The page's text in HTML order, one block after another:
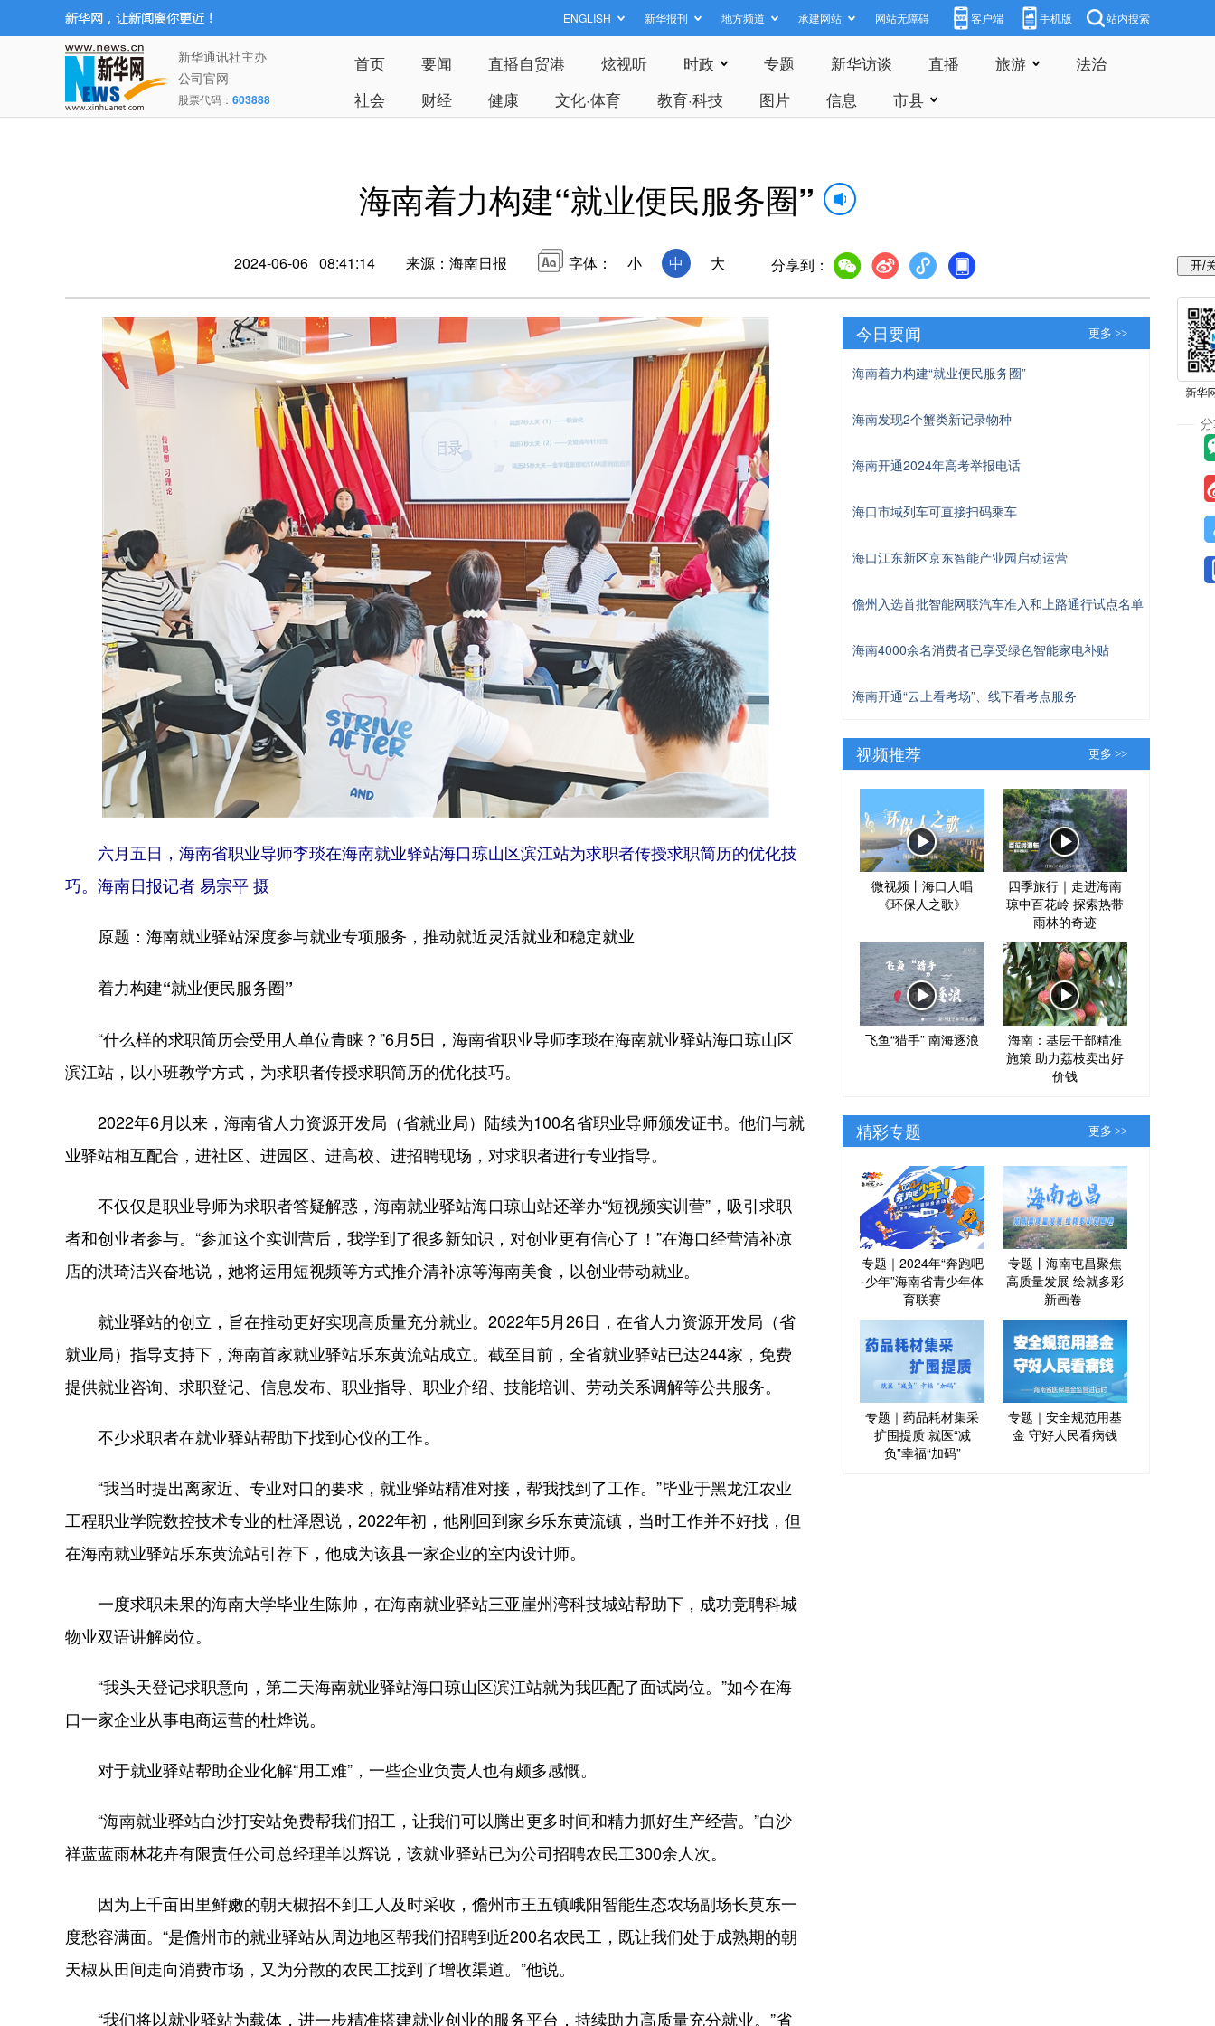
ENGLISH 新华报刊 地方频道 承建网站 网站无障碍 客户端 手机版 站内搜索
新华通讯社主办
公司官网
股票代码： 603888
首页 要闻 直播自贸港 炫视听 时政 专题 新华访谈 直播 旅游
法治
社会
财经 健康 文化·体育 教育·科技 图片 信息 市县
海南着力构建“就业便民服务圈”
2024-06-06 08:41:14 来源：海南日报 字体： 小 中 大 分享到：
六月五日，海南省职业导师李琰在海南就业驿站海口琼山区滨江站为求职者传授求职简历的优化技
巧。海南日报记者 易宗平 摄
原题：海南就业驿站深度参与就业专项服务，推动就近灵活就业和稳定就业
着力构建“就业便民服务圈”
“什么样的求职简历会受用人单位青睐？”6月5日，海南省职业导师李琰在海南就业驿站海口琼山区
滨江站，以小班教学方式，为求职者传授求职简历的优化技巧。
2022年6月以来，海南省人力资源开发局（省就业局）陆续为100名省职业导师颁发证书。他们与就
业驿站相互配合，进社区、进园区、进高校、进招聘现场，对求职者进行专业指导。
不仅仅是职业导师为求职者答疑解惑，海南就业驿站海口琼山站还举办“短视频实训营”，吸引求职
者和创业者参与。“参加这个实训营后，我学到了很多新知识，对创业更有信心了！”在海口经营清补凉
店的洪琦洁兴奋地说，她将运用短视频等方式推介清补凉等海南美食，以创业带动就业。
就业驿站的创立，旨在推动更好实现高质量充分就业。2022年5月26日，在省人力资源开发局（省
就业局）指导支持下，海南首家就业驿站乐东黄流站成立。截至目前，全省就业驿站已达244家，免费
提供就业咨询、求职登记、信息发布、职业指导、职业介绍、技能培训、劳动关系调解等公共服务。
不少求职者在就业驿站帮助下找到心仪的工作。
“我当时提出离家近、专业对口的要求，就业驿站精准对接，帮我找到了工作。”毕业于黑龙江农业
工程职业学院数控技术专业的杜泽恩说，2022年初，他刚回到家乡乐东黄流镇，当时工作并不好找，但
在海南就业驿站乐东黄流站引荐下，他成为该县一家企业的室内设计师。
一度求职未果的海南大学毕业生陈帅，在海南就业驿站三亚崖州湾科技城站帮助下，成功竞聘科城
物业双语讲解岗位。
“我头天登记求职意向，第二天海南就业驿站海口琼山区滨江站就为我匹配了面试岗位。”如今在海
口一家企业从事电商运营的杜烨说。
对于就业驿站帮助企业化解“用工难”，一些企业负责人也有颇多感慨。
“海南就业驿站白沙打安站免费帮我们招工，让我们可以腾出更多时间和精力抓好生产经营。”白沙
祥蓝蓝雨林花卉有限责任公司总经理羊以辉说，该就业驿站已为公司招聘农民工300余人次。
因为上千亩田里鲜嫩的朝天椒招不到工人及时采收，儋州市王五镇峨阳智能生态农场副场长莫东一
度愁容满面。“是儋州市的就业驿站从周边地区帮我们招聘到近200名农民工，既让我们处于成熟期的朝
天椒从田间走向消费市场，又为分散的农民工找到了增收渠道。”他说。
“我们将以就业驿站为载体，进一步精准搭建就业创业的服务平台，持续助力高质量充分就业。”省
今日要闻 更多 >>
海南着力构建“就业便民服务圈”
海南发现2个蟹类新记录物种
海南开通2024年高考举报电话
海口市域列车可直接扫码乘车
海口江东新区京东智能产业园启动运营
儋州入选首批智能网联汽车准入和上路通行试点名单
海南4000余名消费者已享受绿色智能家电补贴
海南开通“云上看考场”、线下看考点服务
视频推荐 更多 >>
微视频丨海口人唱
《环保人之歌》
四季旅行｜走进海南
琼中百花岭 探索热带
雨林的奇迹
飞鱼“猎手” 南海逐浪
海南：基层干部精准
施策 助力荔枝卖出好
价钱
精彩专题 更多 >>
专题｜2024年“奔跑吧
·少年”海南省青少年体
育联赛
专题丨海南屯昌聚焦
高质量发展 绘就多彩
新画卷
专题｜药品耗材集采
扩围提质 就医“减
负”幸福“加码”
专题｜安全规范用基
金 守好人民看病钱